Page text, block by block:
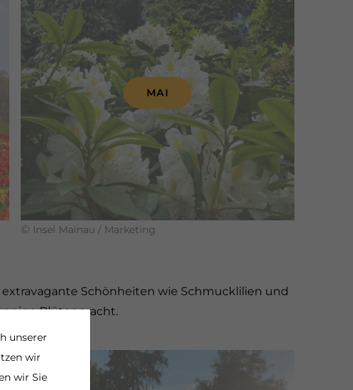
unserer
wir
wir Sie
© Insel Mainau / Marketing
MAI
Schönheiten wie Schmucklilien und
Blütenpracht.